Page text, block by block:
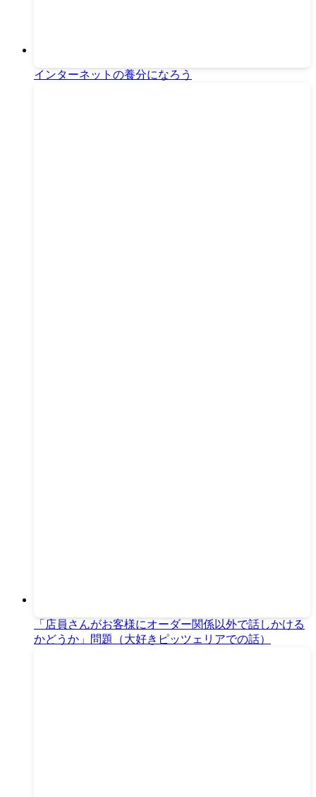
インターネットの養分になろう
「店員さんがお客様にオーダー関係以外で話しかける
かどうか」問題（大好きピッツェリアでの話）